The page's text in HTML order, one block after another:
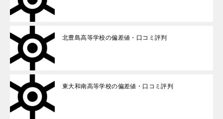
北豊島高等学校の偏差値・口コミ評判
東大和南高等学校の偏差値・口コミ評判